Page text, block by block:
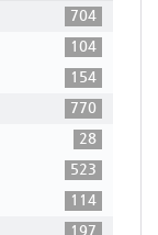
704
104
154
770
28
523
114
197